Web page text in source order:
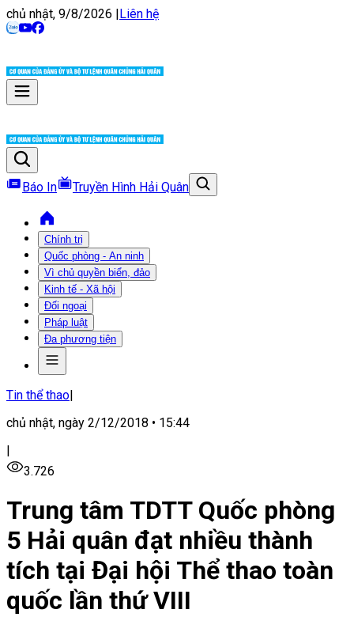
chủ nhật, 9/8/2026 |Liên hệ
Báo In Truyền Hình Hải Quân
Chính trị
Quốc phòng - An ninh
Vì chủ quyền biển, đảo
Kinh tế - Xã hội
Đối ngoại
Pháp luật
Đa phương tiện
Tin thể thao|
chủ nhật, ngày 2/12/2018 • 15:44
|
3.726
Trung tâm TDTT Quốc phòng
5 Hải quân đạt nhiều thành
tích tại Đại hội Thể thao toàn
quốc lần thứ VIII